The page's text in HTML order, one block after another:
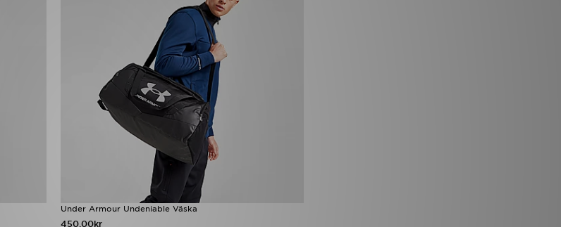
Under Armour Undeniable Väska
450.00kr